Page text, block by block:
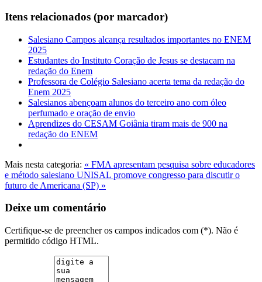
Itens relacionados (por marcador)
Salesiano Campos alcança resultados importantes no ENEM
2025
Estudantes do Instituto Coração de Jesus se destacam na
redação do Enem
Professora de Colégio Salesiano acerta tema da redação do
Enem 2025
Salesianos abençoam alunos do terceiro ano com óleo
perfumado e oração de envio
Aprendizes do CESAM Goiânia tiram mais de 900 na
redação do ENEM
Mais nesta categoria: « FMA apresentam pesquisa sobre educadores
e método salesiano UNISAL promove congresso para discutir o
futuro de Americana (SP) »
Deixe um comentário
Certifique-se de preencher os campos indicados com (*). Não é
permitido código HTML.